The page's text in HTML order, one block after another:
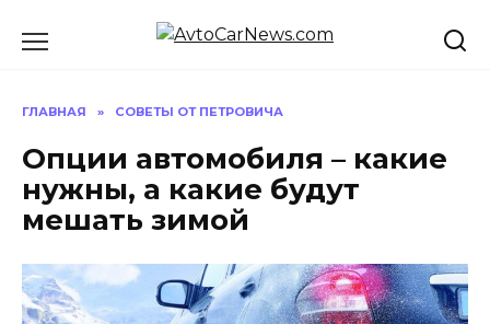
ГЛАВНАЯ » СОВЕТЫ ОТ ПЕТРОВИЧА
Опции автомобиля – какие
нужны, а какие будут
мешать зимой